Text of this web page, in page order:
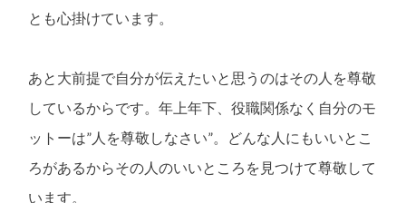
とも心掛けています。
あと大前提で自分が伝えたいと思うのはその人を尊敬
しているからです。年上年下、役職関係なく自分のモ
ットーは”人を尊敬しなさい”。どんな人にもいいとこ
ろがあるからその人のいいところを見つけて尊敬して
います。​